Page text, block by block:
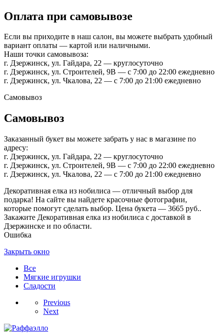
Оплата при самовывозе
Если вы приходите в наш салон, вы можете выбрать удобный
вариант оплаты — картой или наличными.
Наши точки самовывоза:
г. Дзержинск, ул. Гайдара, 22 — круглосуточно
г. Дзержинск, ул. Строителей, 9В — с 7:00 до 22:00 ежедневно
г. Дзержинск, ул. Чкалова, 22 — с 7:00 до 21:00 ежедневно
Самовывоз
Самовывоз
Заказанный букет вы можете забрать у нас в магазине по
адресу:
г. Дзержинск, ул. Гайдара, 22 — круглосуточно
г. Дзержинск, ул. Строителей, 9В — с 7:00 до 22:00 ежедневно
г. Дзержинск, ул. Чкалова, 22 — с 7:00 до 21:00 ежедневно
Декоративная елка из нобилиса — отличный выбор для
подарка! На сайте вы найдете красочные фотографии,
которые помогут сделать выбор. Цена букета — 3665 руб..
Закажите Декоративная елка из нобилиса с доставкой в
Дзержинске и по области.
Ошибка
Закрыть окно
Все
Мягкие игрушки
Сладости
Previous
Next